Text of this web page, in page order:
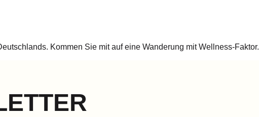
Kommen Sie mit auf eine Wanderung mit Wellness-Faktor.